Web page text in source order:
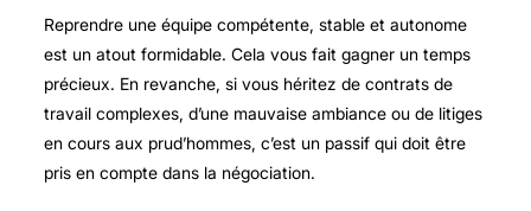
Reprendre une équipe compétente, stable et autonome
est un atout formidable. Cela vous fait gagner un temps
précieux. En revanche, si vous héritez de contrats de
travail complexes, d’une mauvaise ambiance ou de litiges
en cours aux prud’hommes, c’est un passif qui doit être
pris en compte dans la négociation.